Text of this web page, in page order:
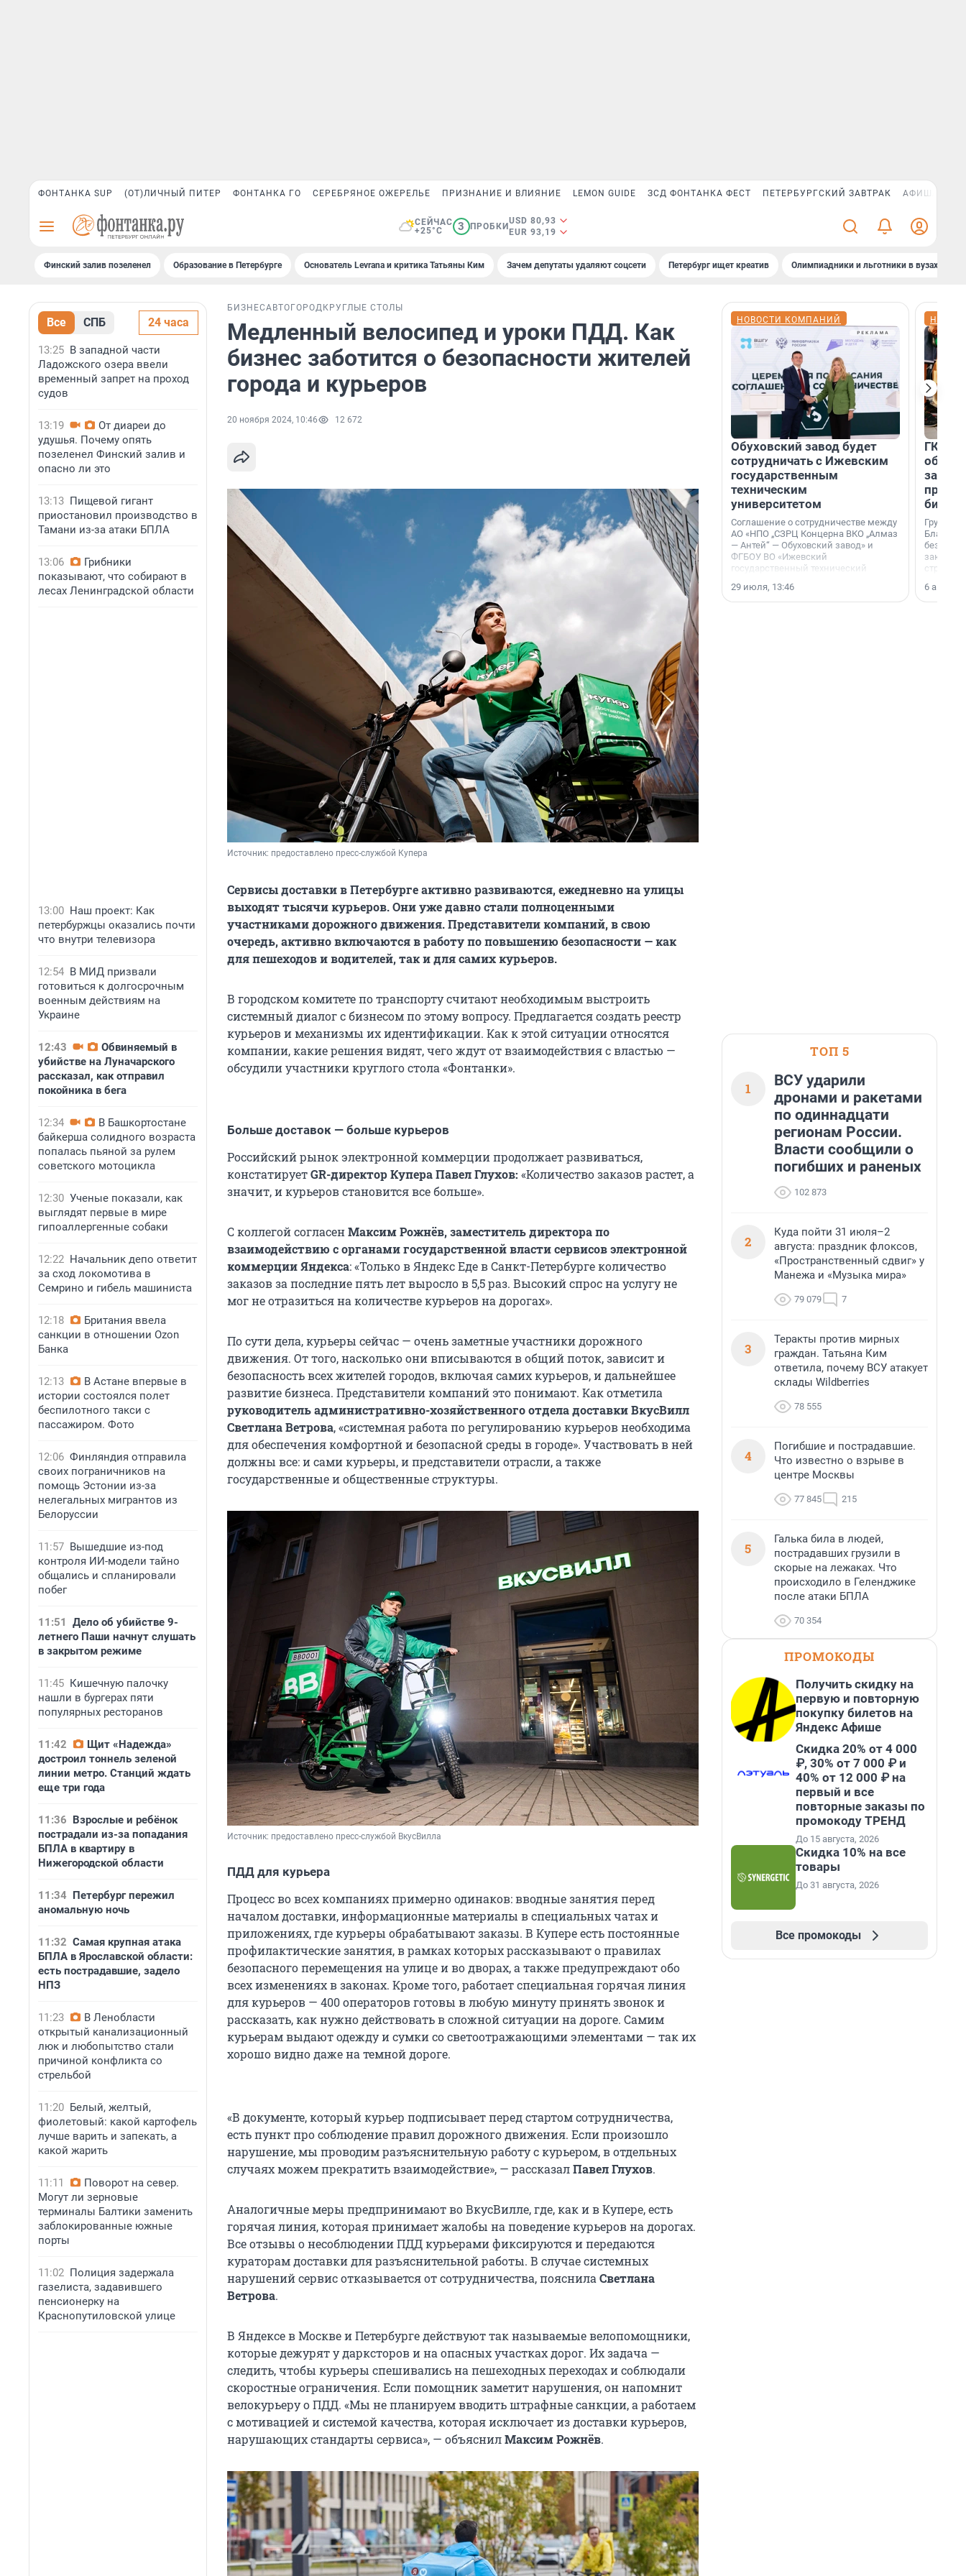
ФОНТАНКА SUP (ОТ)ЛИЧНЫЙ ПИТЕР ФОНТАНКА ГО СЕРЕБРЯНОЕ ОЖЕРЕЛЬЕ ПРИЗНАНИЕ И ВЛИЯНИЕ LEMON GUIDE ЗСД ФОНТАНКА ФЕСТ ПЕТЕРБУРГСКИЙ ЗАВТРАК АФИША PLUS
СЕЙЧАС
+25°C
3 ПРОБКИ
USD 80,93
EUR 93,19
Финский залив позеленел Образование в Петербурге Основатель Levrana и критика Татьяны Ким Зачем депутаты удаляют соцсети Петербург ищет креатив Олимпиадники и льготники в вузах СПб
Все СПБ 24 часа
13:25 В западной части
Ладожского озера ввели
временный запрет на проход
судов
13:19
От диареи до
удушья. Почему опять
позеленел Финский залив и
опасно ли это
13:13 Пищевой гигант
приостановил производство в
Тамани из-за атаки БПЛА
13:06
Грибники
показывают, что собирают в
лесах Ленинградской области
13:00 Наш проект: Как
петербуржцы оказались почти
что внутри телевизора
12:54 В МИД призвали
готовиться к долгосрочным
военным действиям на
Украине
12:43
Обвиняемый в
убийстве на Луначарского
рассказал, как отправил
покойника в бега
12:34
В Башкортостане
байкерша солидного возраста
попалась пьяной за рулем
советского мотоцикла
12:30 Ученые показали, как
выглядят первые в мире
гипоаллергенные собаки
12:22 Начальник депо ответит
за сход локомотива в
Семрино и гибель машиниста
12:18
Британия ввела
санкции в отношении Ozon
Банка
12:13
В Астане впервые в
истории состоялся полет
беспилотного такси с
пассажиром. Фото
12:06 Финляндия отправила
своих пограничников на
помощь Эстонии из-за
нелегальных мигрантов из
Белоруссии
11:57 Вышедшие из-под
контроля ИИ-модели тайно
общались и спланировали
побег
11:51
Дело об убийстве 9-
летнего Паши начнут слушать
в закрытом режиме
11:45 Кишечную палочку
нашли в бургерах пяти
популярных ресторанов
11:42
Щит «Надежда»
достроил тоннель зеленой
линии метро. Станций ждать
еще три года
11:36 Взрослые и ребёнок
пострадали из-за попадания
БПЛА в квартиру в
Нижегородской области
11:34 Петербург пережил
аномальную ночь
11:32 Самая крупная атака
БПЛА в Ярославской области:
есть пострадавшие, задело
НПЗ
11:23
В Ленобласти
открытый канализационный
люк и любопытство стали
причиной конфликта со
стрельбой
11:20 Белый, желтый,
фиолетовый: какой картофель
лучше варить и запекать, а
какой жарить
11:11
Поворот на север.
Могут ли зерновые
терминалы Балтики заменить
заблокированные южные
порты
11:02 Полиция задержала
газелиста, задавившего
пенсионерку на
Краснопутиловской улице
БИЗНЕСАВТО ГОРОД КРУГЛЫЕ СТОЛЫ
Медленный велосипед и уроки ПДД. Как
бизнес заботится о безопасности жителей
города и курьеров
20 ноября 2024, 10:46 12 672
Источник: предоставлено пресс-службой Купера
Сервисы доставки в Петербурге активно развиваются, ежедневно на улицы
выходят тысячи курьеров. Они уже давно стали полноценными
участниками дорожного движения. Представители компаний, в свою
очередь, активно включаются в работу по повышению безопасности — как
для пешеходов и водителей, так и для самих курьеров.
В городском комитете по транспорту считают необходимым выстроить
системный диалог с бизнесом по этому вопросу. Предлагается создать реестр
курьеров и механизмы их идентификации. Как к этой ситуации относятся
компании, какие решения видят, чего ждут от взаимодействия с властью —
обсудили участники круглого стола «Фонтанки».
Больше доставок — больше курьеров
Российский рынок электронной коммерции продолжает развиваться,
констатируетGR-директор Купера Павел Глухов: «Количество заказов растет, а
значит, и курьеров становится все больше».
С коллегой согласенМаксим Рожнёв, заместитель директора по
взаимодействию с органами государственной власти сервисов электронной
коммерции Яндекса: «Только в Яндекс Еде в Санкт-Петербурге количество
заказов за последние пять лет выросло в 5,5 раз. Высокий спрос на услугу не
мог не отразиться на количестве курьеров на дорогах».
По сути дела, курьеры сейчас — очень заметные участники дорожного
движения. От того, насколько они вписываются в общий поток, зависит и
безопасность всех жителей городов, включая самих курьеров, и дальнейшее
развитие бизнеса. Представители компаний это понимают. Как отметила
руководитель административно-хозяйственного отдела доставки ВкусВилл
Светлана Ветрова, «системная работа по регулированию курьеров необходима
для обеспечения комфортной и безопасной среды в городе». Участвовать в ней
должны все: и сами курьеры, и представители отрасли, а также
государственные и общественные структуры.
Источник: предоставлено пресс-службой ВкусВилла
ПДД для курьера
Процесс во всех компаниях примерно одинаков: вводные занятия перед
началом доставки, информационные материалы в специальных чатах и
приложениях, где курьеры обрабатывают заказы. В Купере есть постоянные
профилактические занятия, в рамках которых рассказывают о правилах
безопасного перемещения на улице и во дворах, а также предупреждают обо
всех изменениях в законах. Кроме того, работает специальная горячая линия
для курьеров — 400 операторов готовы в любую минуту принять звонок и
рассказать, как нужно действовать в сложной ситуации на дороге. Самим
курьерам выдают одежду и сумки со светоотражающими элементами — так их
хорошо видно даже на темной дороге.
«В документе, который курьер подписывает перед стартом сотрудничества,
есть пункт про соблюдение правил дорожного движения. Если произошло
нарушение, мы проводим разъяснительную работу с курьером, в отдельных
случаях можем прекратить взаимодействие», — рассказалПавел Глухов.
Аналогичные меры предпринимают во ВкусВилле, где, как и в Купере, есть
горячая линия, которая принимает жалобы на поведение курьеров на дорогах.
Все отзывы о несоблюдении ПДД курьерами фиксируются и передаются
кураторам доставки для разъяснительной работы. В случае системных
нарушений сервис отказывается от сотрудничества, пояснила Светлана
Ветрова.
В Яндексе в Москве и Петербурге действуют так называемые велопомощники,
которые дежурят у дарксторов и на опасных участках дорог. Их задача —
следить, чтобы курьеры спешивались на пешеходных переходах и соблюдали
скоростные ограничения. Если помощник заметит нарушения, он напомнит
велокурьеру о ПДД. «Мы не планируем вводить штрафные санкции, а работаем
с мотивацией и системой качества, которая исключает из доставки курьеров,
нарушающих стандарты сервиса», — объяснилМаксим Рожнёв.
НОВОСТИ КОМПАНИЙ
Обуховский завод будет
сотрудничать с Ижевским
государственным
техническим
университетом
Соглашение о сотрудничестве между
АО «НПО „СЗРЦ Концерна ВКО „Алмаз
— Антей“ — Обуховский завод» и
ФГБОУ ВО «Ижевский
государственный технический
Калашникова» (ИжГТУ) было
подписано 17 июля 2026 года в
29 июля, 13:46
ГК
Группа
6
ТОП 5
1
ВСУ ударили
дронами и ракетами
по одиннадцати
регионам России.
Власти сообщили о
погибших и раненых
102 873
2
Куда пойти 31 июля–2
августа: праздник флоксов,
«Пространственный сдвиг» у
Манежа и «Музыка мира»
79 079 7
3
Теракты против мирных
граждан. Татьяна Ким
ответила, почему ВСУ атакует
склады Wildberries
78 555
4
Погибшие и пострадавшие.
Что известно о взрыве в
центре Москвы
77 845 215
5
Галька била в людей,
пострадавших грузили в
скорые на лежаках. Что
происходило в Геленджике
после атаки БПЛА
70 354
ПРОМОКОДЫ
Получить скидку на
первую и повторную
покупку билетов на
Яндекс Афише
Скидка 20% от 4 000
₽, 30% от 7 000 ₽ и
40% от 12 000 ₽ на
первый и все
повторные заказы по
промокоду ТРЕНД
До 15 августа, 2026
Скидка 10% на все
товары
До 31 августа, 2026
Все промокоды